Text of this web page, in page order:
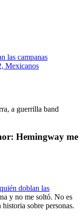
las campanas
Mexicanos
a guerrilla band
Hemingway me
doblan las
y no me soltó. No es
sobre personas.